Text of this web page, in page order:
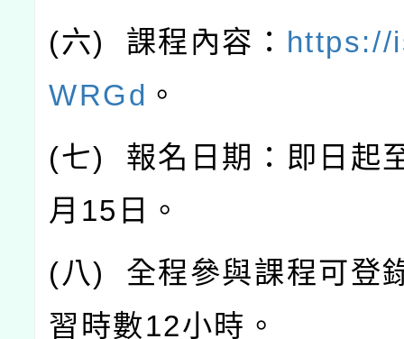
(六) 課程內容： https://
WRGd 。
(七) 報名日期：即日起
月 15 日。
(八) 全程參與課程可登
習時數12小時。